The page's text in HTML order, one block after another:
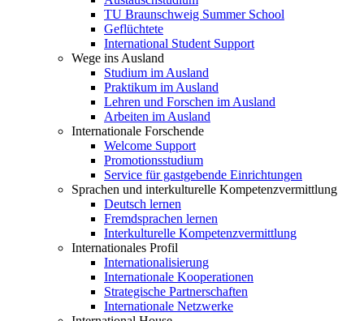
TU Braunschweig Summer School
Geflüchtete
International Student Support
Wege ins Ausland
Studium im Ausland
Praktikum im Ausland
Lehren und Forschen im Ausland
Arbeiten im Ausland
Internationale Forschende
Welcome Support
Promotionsstudium
Service für gastgebende Einrichtungen
Sprachen und interkulturelle Kompetenzvermittlung
Deutsch lernen
Fremdsprachen lernen
Interkulturelle Kompetenzvermittlung
Internationales Profil
Internationalisierung
Internationale Kooperationen
Strategische Partnerschaften
Internationale Netzwerke